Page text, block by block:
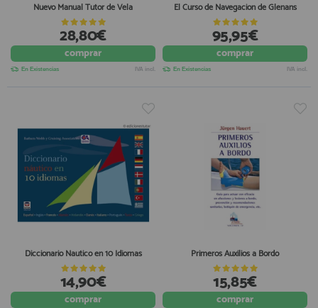
Nuevo Manual Tutor de Vela
28,80€
comprar
En Existencias IVA incl.
El Curso de Navegacion de Glenans
95,95€
comprar
En Existencias IVA incl.
Diccionario Nautico en 10 Idiomas
14,90€
comprar
Primeros Auxilios a Bordo
15,85€
comprar